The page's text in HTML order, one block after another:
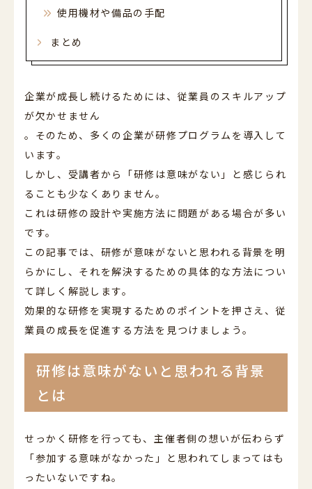
使用機材や備品の手配
まとめ
企業が成長し続けるためには、従業員のスキルアップ
が欠かせません
。そのため、多くの企業が研修プログラムを導入して
います。
しかし、受講者から「研修は意味がない」と感じられ
ることも少なくありません。
これは研修の設計や実施方法に問題がある場合が多い
です。
この記事では、研修が意味がないと思われる背景を明
らかにし、それを解決するための具体的な方法につい
て詳しく解説します。
効果的な研修を実現するためのポイントを押さえ、従
業員の成長を促進する方法を見つけましょう。
研修は意味がないと思われる背景
とは
せっかく研修を行っても、主催者側の想いが伝わらず
「参加する意味がなかった」と思われてしまってはも
ったいないですね。